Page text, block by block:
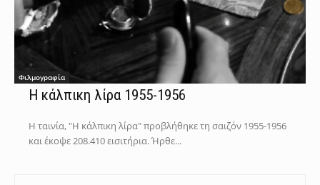
Φιλμογραφία
Η κάλπικη λίρα 1955-1956
Η ταινία, "Η κάλπικη λίρα" προβλήθηκε τη σαιζόν 1955-1956
και έκοψε 208.410 εισιτήρια. Ήρθε...